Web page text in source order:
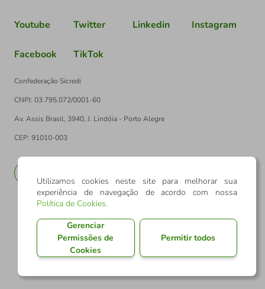
Youtube Twitter Linkedin Instagram
Facebook TikTok
Confederação Sicredi
CNPJ: 03.795.072/0001-60
Av. Assis Brasil, 3940, J. Lindóia - Porto Alegre
CEP: 91010-003
Utilizamos cookies neste site para melhorar sua
experiência de navegação de acordo com nossa
Política de Cookies.
Gerenciar
Permissões de
Cookies
Permitir todos